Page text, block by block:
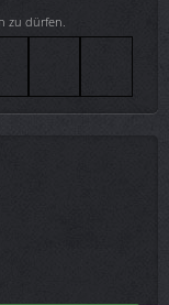
zu dürfen.